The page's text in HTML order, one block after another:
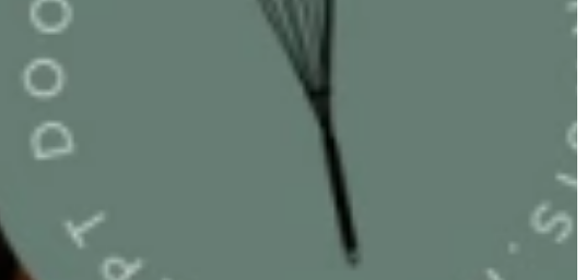
paella met mosselen en grote garnalen en tot slot blauwe bessen